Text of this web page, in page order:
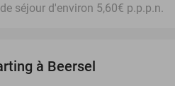
séjour d'environ 5,60€ p.p.p.n.
à Beersel